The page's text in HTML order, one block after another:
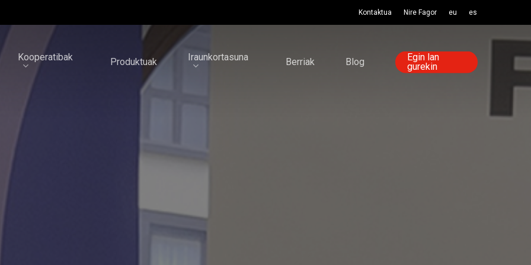
Kontaktua Nire Fagor eu es
Kooperatibak Produktuak Iraunkortasuna Berriak Blog
Egin lan
gurekin